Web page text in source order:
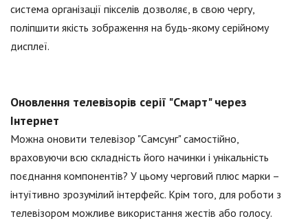
система організації пікселів дозволяє, в свою чергу,
поліпшити якість зображення на будь-якому серійному
дисплеї.
Оновлення телевізорів серії "Смарт" через
Інтернет
Можна оновити телевізор "Самсунг" самостійно,
враховуючи всю складність його начинки і унікальність
поєднання компонентів? У цьому черговий плюс марки –
інтуїтивно зрозумілий інтерфейс. Крім того, для роботи з
телевізором можливе використання жестів або голосу.